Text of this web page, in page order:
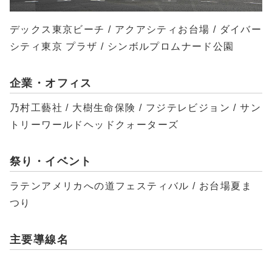
デックス東京ビーチ / アクアシティお台場 / ダイバー
シティ東京 プラザ / シンボルプロムナード公園
企業・オフィス
乃村工藝社 / 大樹生命保険 / フジテレビジョン / サン
トリーワールドヘッドクォーターズ
祭り・イベント
ラテンアメリカへの道フェスティバル / お台場夏ま
つり
主要導線名